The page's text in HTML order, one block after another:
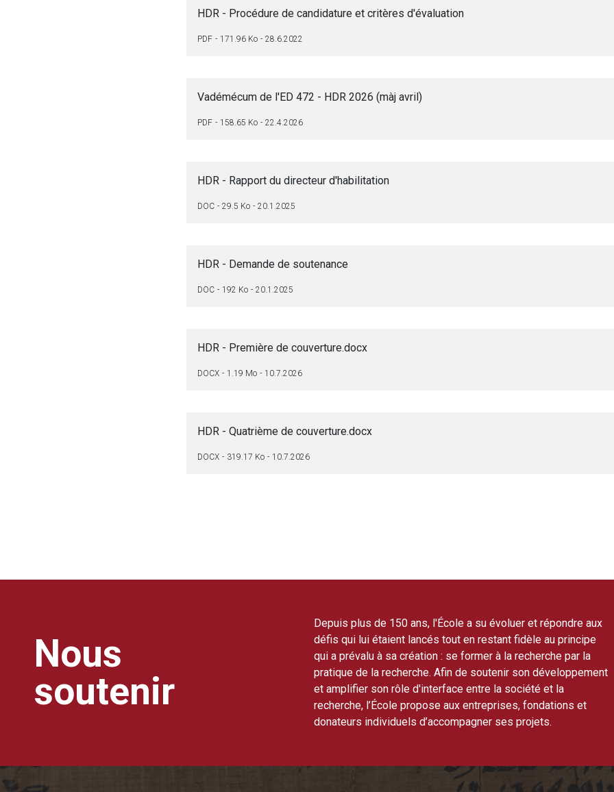
HDR - Procédure de candidature et critères d'évaluation
PDF 171.96 Ko 28.6.2022
Vadémécum de l'ED 472 - HDR 2026 (màj avril)
PDF 158.65 Ko 22.4.2026
HDR - Rapport du directeur d'habilitation
DOC 29.5 Ko 20.1.2025
HDR - Demande de soutenance
DOC 192 Ko 20.1.2025
HDR - Première de couverture.docx
DOCX 1.19 Mo 10.7.2026
HDR - Quatrième de couverture.docx
DOCX 319.17 Ko 10.7.2026
Nous
soutenir
Depuis plus de 150 ans, l'École a su évoluer et répondre aux
défis qui lui étaient lancés tout en restant fidèle au principe
qui a prévalu à sa création : se former à la recherche par la
pratique de la recherche. Afin de soutenir son développement
et amplifier son rôle d'interface entre la société et la
recherche, l’École propose aux entreprises, fondations et
donateurs individuels d’accompagner ses projets.